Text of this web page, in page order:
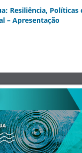
Resiliência, Políticas
– Apresentação